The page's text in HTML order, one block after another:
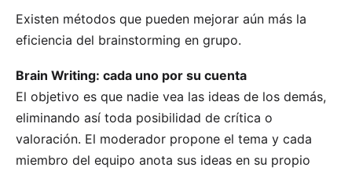
Existen métodos que pueden mejorar aún más la
eficiencia del brainstorming en grupo.
Brain Writing: cada uno por su cuenta
El objetivo es que nadie vea las ideas de los demás,
eliminando así toda posibilidad de crítica o
valoración. El moderador propone el tema y cada
miembro del equipo anota sus ideas en su propio